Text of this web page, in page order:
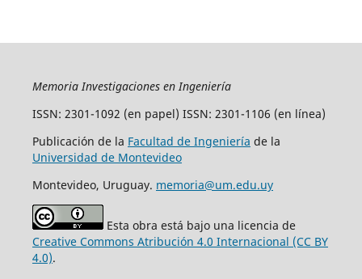
Memoria Investigaciones en Ingeniería
ISSN: 2301-1092 (en papel) ISSN: 2301-1106 (en línea)
Publicación de la Facultad de Ingeniería de la
Universidad de Montevideo
Montevideo, Uruguay. memoria@um.edu.uy
Esta obra está bajo una licencia de
Creative Commons Atribución 4.0 Internacional (CC BY
4.0).